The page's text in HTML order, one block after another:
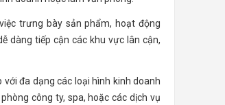
trưng bày sản phẩm, hoạt động
dàng tiếp cận các khu vực lân cận,
đa dạng các loại hình kinh doanh
công ty, spa, hoặc các dịch vụ